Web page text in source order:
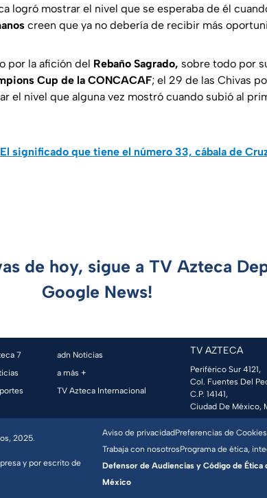
logró mostrar el nivel que se esperaba de él
creen que ya no debería de recibir más
por la afición del Rebaño Sagrado, sobre todo por
Cup de la CONCACAF; el 29 de las Chivas
el nivel que alguna vez mostró cuando subió al
El significado que tiene el número 33, cábala de
de hoy, sigue a TV Azteca
Google News!
7
adn Noticias
a más +
TV Azteca Internacional
TV AZTECA
Periférico Sur 4121,
Col. Fuentes Del
C.P. 14141,
Ciudad De México,
2025.
y por escrito de
Aviso de privacidadPreferencias de Cookies
Trabaja con nosotrosPrograma de ética,
Defensor de Audiencias y Código de Ética
México